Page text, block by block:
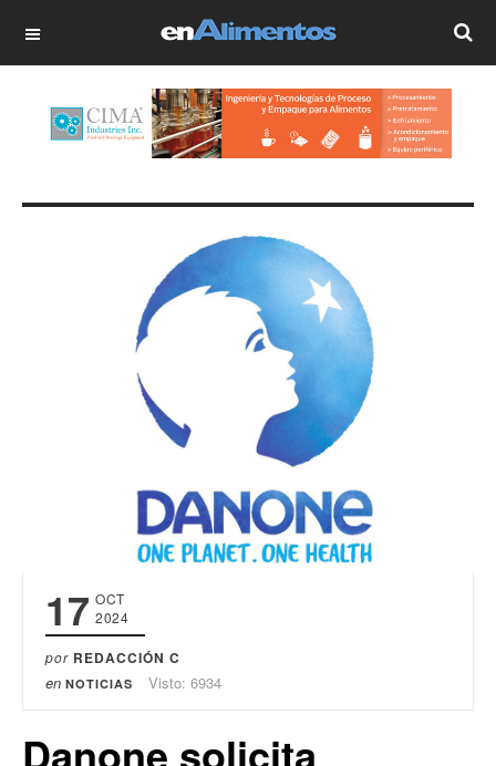
OFF CANVAS
17 OCT
2024
por REDACCIÓN C
en NOTICIAS Visto: 6934
Danone solicita